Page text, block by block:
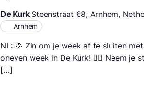
De Kurk Steenstraat 68, Arnhem,
Arnhem
NL: 🎉 Zin om je week af te sluiten
oneven week in De Kurk! 🏳️‍🌈 Neem je
[…]